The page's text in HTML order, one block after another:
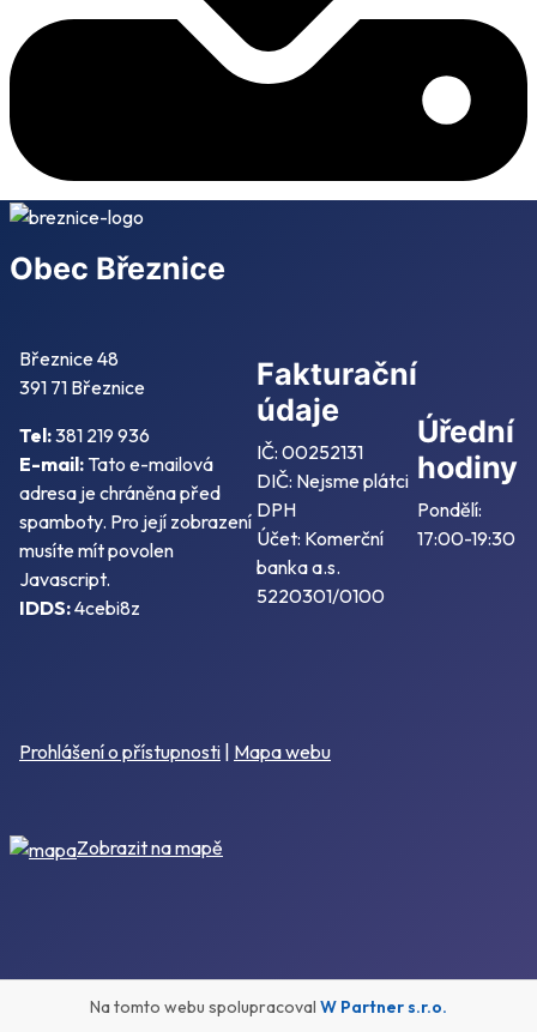
Obec Březnice
Březnice 48
391 71 Březnice
Tel:381 219 936
E-mail: Tato e-mailová
adresa je chráněna před
spamboty. Pro její zobrazení
musíte mít povolen
Javascript.
IDDS:4cebi8z
Fakturační
údaje
IČ: 00252131
DIČ: Nejsme plátci
DPH
Účet: Komerční
banka a.s.
5220301/0100
Úřední
hodiny
Pondělí:
17:00-19:30
Prohlášení o přístupnosti | Mapa webu
Zobrazit na mapě
Na tomto webu spolupracoval W Partner s.r.o.